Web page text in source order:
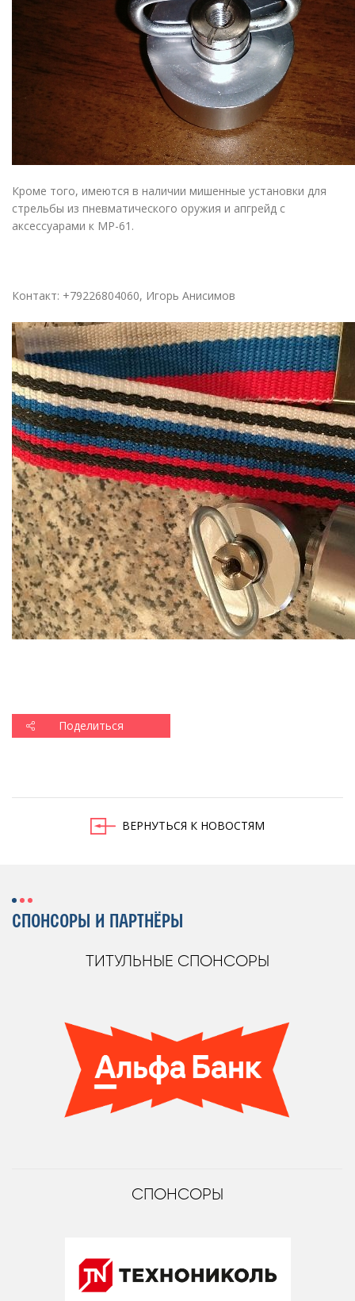
Кроме того, имеются в наличии мишенные установки для
стрельбы из пневматического оружия и апгрейд с
аксессуарами к МР-61.
Контакт: +79226804060, Игорь Анисимов
Поделиться
ВЕРНУТЬСЯ К НОВОСТЯМ
СПОНСОРЫ И ПАРТНЁРЫ
ТИТУЛЬНЫЕ СПОНСОРЫ
СПОНСОРЫ